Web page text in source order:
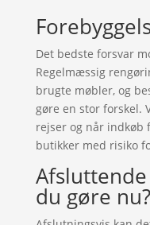
Det bedste forsvar
Regelmæssig
brugte møbler, og
gøre en stor
rejser og når indkøb
butikker med risiko
du gøre nu?